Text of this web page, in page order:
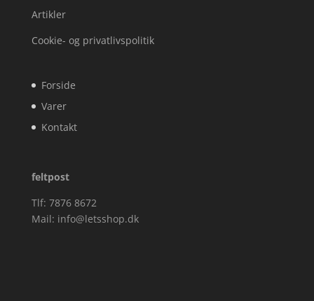
Artikler
Cookie- og privatlivspolitik
Forside
Varer
Kontakt
feltpost
Tlf: 7876 8672
Mail: info@letsshop.dk